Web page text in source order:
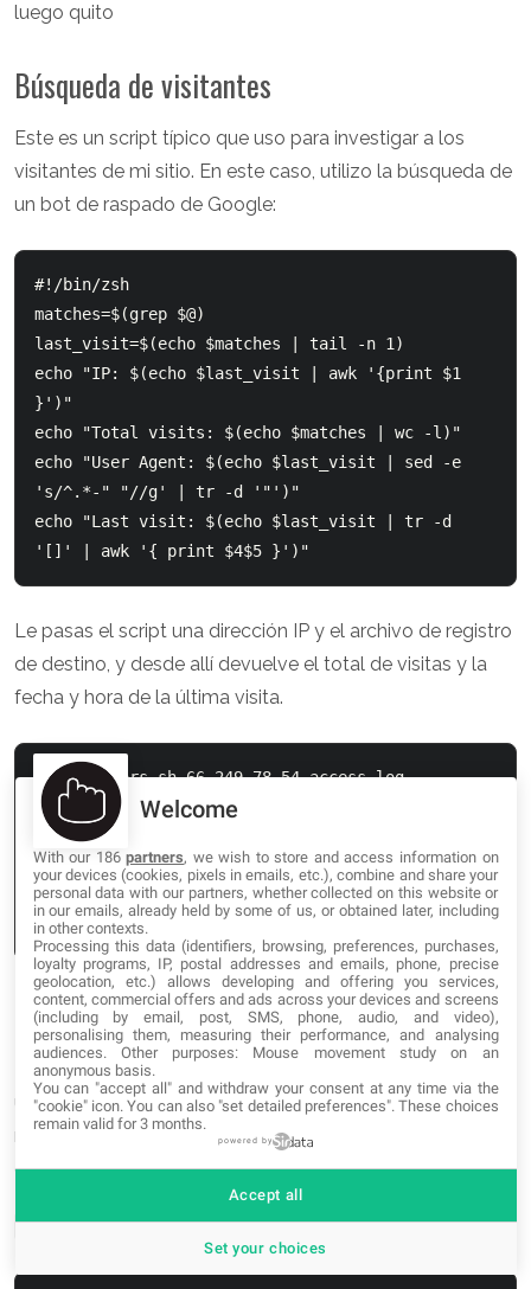
luego quito
Búsqueda de visitantes
Este es un script típico que uso para investigar a los
visitantes de mi sitio. En este caso, utilizo la búsqueda de
un bot de raspado de Google:
#!/bin/zsh
matches=$(grep $@)
last_visit=$(echo $matches | tail -n 1)
echo "IP: $(echo $last_visit | awk '{print $1
}')"
echo "Total visits: $(echo $matches | wc -l)"
echo "User Agent: $(echo $last_visit | sed -e
's/^.*-" "//g' | tr -d '"')"
echo "Last visit: $(echo $last_visit | tr -d
Le pasas el script una dirección IP y el archivo de registro
de destino, y desde allí devuelve el total de visitas y la
fecha y hora de la última visita.
$ ./visitors.sh 66.249.78.54 access.log
IP: 66.249.78.54
Total visits: 3856
User Agent: Mozilla/5.0 (compatible;
Googlebot/2.1;+http://www.google.com/bot.html)
Colorear la salida con multitail
Las líneas rectas de blanco sobre negro se mezclan de
una línea a otra cuando se mira lo suficiente durante
mucho tiempo. Por otra parte, grc
genérico", añadirá color a cualquier comando.
multitail es un sustituto directo de tail :
Welcome
With our 186partners, we wish to store and access information on
your devices (cookies, pixels in emails, etc.), combine and share your
personal data with our partners, whether collected on this website or
in our emails, already held by some of us, or obtained later, including
in other contexts.
Processing this data (identifiers, browsing, preferences, purchases,
loyalty programs, IP, postal addresses and emails, phone, precise
geolocation, etc.) allows developing and offering you services,
content, commercial offers and ads across your devices and screens
(including by email, post, SMS, phone, audio, and video),
personalising them, measuring their performance, and analysing
audiences. Other purposes: Mouse movement study on an
anonymous basis.
You can "accept all" and withdraw your consent at any time via the
"cookie" icon. You can also "set detailed preferences". These choices
remain valid for 3 months.
powered by
Set your choices
Accept all